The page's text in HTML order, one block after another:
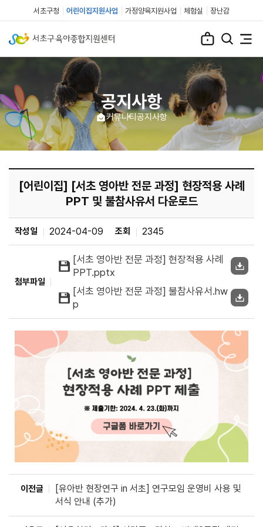
서초구청 어린이집지원사업 가정양육지원사업 체험실 장난감
공지사항
커뮤니티공지사항
[어린이집] [서초 영아반 전문 과정] 현장적용 사례
PPT 및 불참사유서 다운로드
작성일 2024-04-09 조회 2345
첨부파일
[서초 영아반 전문 과정] 현장적용 사례
PPT.pptx
[서초 영아반 전문 과정] 불참사유서.hw
p
이전글
[유아반 현장연구 in 서초] 연구모임 운영비 사용 및
서식 안내 (추가)